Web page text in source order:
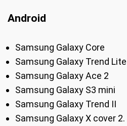
Android
Samsung Galaxy Core
Samsung Galaxy Trend Lite
Samsung Galaxy Ace 2
Samsung Galaxy S3 mini
Samsung Galaxy Trend II
Samsung Galaxy X cover 2.